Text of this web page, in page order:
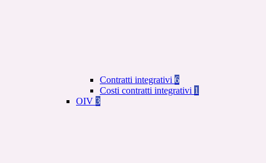
Contratti integrativi 6
Costi contratti integrativi 1
OIV 3